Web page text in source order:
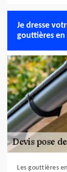
Je dresse
gouttières en
Les gouttières